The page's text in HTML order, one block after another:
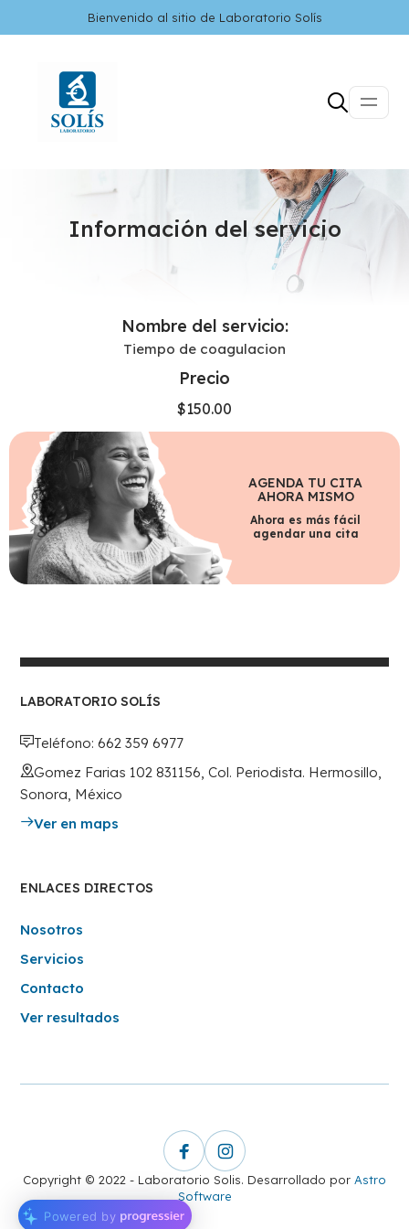
Bienvenido al sitio de Laboratorio Solís
Información del servicio
Nombre del servicio:
Tiempo de coagulacion
Precio
$150.00
AGENDA TU CITA
AHORA MISMO
Ahora es más fácil
agendar una cita
LABORATORIO SOLÍS
Teléfono: 662 359 6977
Gomez Farias 102 831156, Col. Periodista. Hermosillo,
Sonora, México
Ver en maps
ENLACES DIRECTOS
Nosotros
Servicios
Contacto
Ver resultados
Copyright © 2022 - Laboratorio Solis. Desarrollado por Astro
Software
Powered by